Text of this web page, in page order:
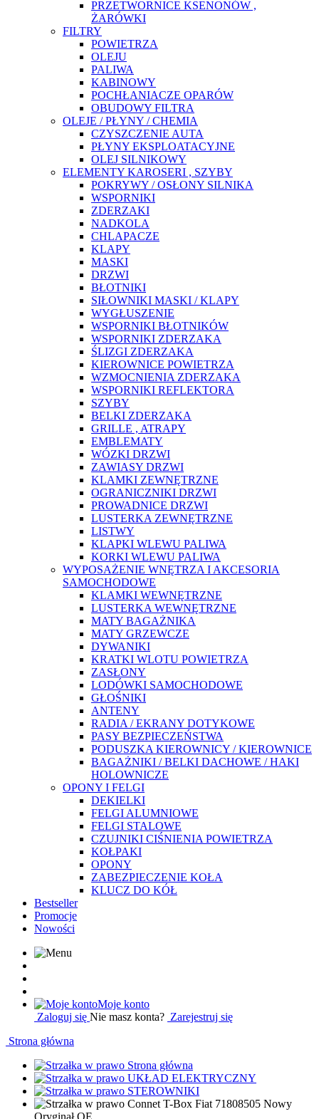
PRZETWORNICE KSENONÓW ,
ŻARÓWKI
FILTRY
POWIETRZA
OLEJU
PALIWA
KABINOWY
POCHŁANIACZE OPARÓW
OBUDOWY FILTRA
OLEJE / PŁYNY / CHEMIA
CZYSZCZENIE AUTA
PŁYNY EKSPLOATACYJNE
OLEJ SILNIKOWY
ELEMENTY KAROSERI , SZYBY
POKRYWY / OSŁONY SILNIKA
WSPORNIKI
ZDERZAKI
NADKOLA
CHLAPACZE
KLAPY
MASKI
DRZWI
BŁOTNIKI
SIŁOWNIKI MASKI / KLAPY
WYGŁUSZENIE
WSPORNIKI BŁOTNIKÓW
WSPORNIKI ZDERZAKA
ŚLIZGI ZDERZAKA
KIEROWNICE POWIETRZA
WZMOCNIENIA ZDERZAKA
WSPORNIKI REFLEKTORA
SZYBY
BELKI ZDERZAKA
GRILLE , ATRAPY
EMBLEMATY
WÓZKI DRZWI
ZAWIASY DRZWI
KLAMKI ZEWNĘTRZNE
OGRANICZNIKI DRZWI
PROWADNICE DRZWI
LUSTERKA ZEWNĘTRZNE
LISTWY
KLAPKI WLEWU PALIWA
KORKI WLEWU PALIWA
WYPOSAŻENIE WNĘTRZA I AKCESORIA
SAMOCHODOWE
KLAMKI WEWNĘTRZNE
LUSTERKA WEWNĘTRZNE
MATY BAGAŻNIKA
MATY GRZEWCZE
DYWANIKI
KRATKI WLOTU POWIETRZA
ZASŁONY
LODÓWKI SAMOCHODOWE
GŁOŚNIKI
ANTENY
RADIA / EKRANY DOTYKOWE
PASY BEZPIECZEŃSTWA
PODUSZKA KIEROWNICY / KIEROWNICE
BAGAŻNIKI / BELKI DACHOWE / HAKI
HOLOWNICZE
OPONY I FELGI
DEKIELKI
FELGI ALUMNIOWE
FELGI STALOWE
CZUJNIKI CIŚNIENIA POWIETRZA
KOŁPAKI
OPONY
ZABEZPIECZENIE KOŁA
KLUCZ DO KÓŁ
Bestseller
Promocje
Nowości
Moje konto
Zaloguj się Nie masz konta? Zarejestruj się
Strona główna
Strona główna
UKŁAD ELEKTRYCZNY
STEROWNIKI
Connet T-Box Fiat 71808505 Nowy
Oryginał OE